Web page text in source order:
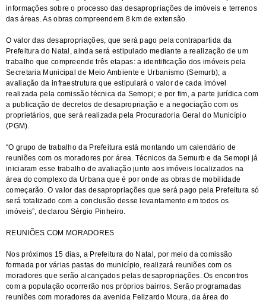
informações sobre o processo das desapropriações de imóveis e terrenos
das áreas. As obras compreendem 8 km de extensão.
O valor das desapropriações, que será pago pela contrapartida da
Prefeitura do Natal, ainda será estipulado mediante a realização de um
trabalho que compreende três etapas: a identificação dos imóveis pela
Secretaria Municipal de Meio Ambiente e Urbanismo (Semurb); a
avaliação da infraestrutura que estipulará o valor de cada imóvel
realizada pela comissão técnica da Semopi; e por fim, a parte jurídica com
a publicação de decretos de desapropriação e a negociação com os
proprietários, que será realizada pela Procuradoria Geral do Município
(PGM).
“O grupo de trabalho da Prefeitura está montando um calendário de
reuniões com os moradores por área. Técnicos da Semurb e da Semopi já
iniciaram esse trabalho de avaliação junto aos imóveis localizados na
área do complexo da Urbana que é por onde as obras de mobilidade
começarão. O valor das desapropriações que será pago pela Prefeitura só
será totalizado com a conclusão desse levantamento em todos os
imóveis”, declarou Sérgio Pinheiro.
REUNIÕES COM MORADORES
Nos próximos 15 dias, a Prefeitura do Natal, por meio da comissão
formada por várias pastas do município, realizará reuniões com os
moradores que serão alcançados pelas desapropriações. Os encontros
com a população ocorrerão nos próprios bairros. Serão programadas
reuniões com moradores da avenida Felizardo Moura, da área do